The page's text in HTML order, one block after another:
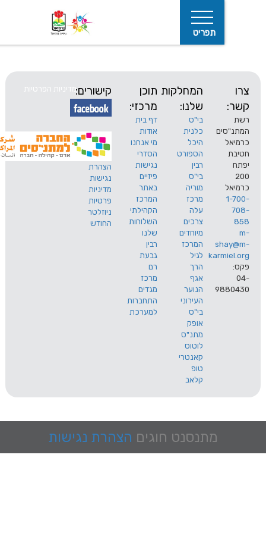
המחלקות
שלנו:
בי"ס
כלנית
היכל
הספורט
רבין
בי"ס
מוריה
מרכז
עלה
צרכים
מיוחדים
המרכז
לגיל
הרך
אגף
הנוער
תוכן
מרכזי:
דף בית
אודות
מי אנחנו
הסדרי
נגישות
פיזיים
באתר
המרכז
הקהילתי
השלוחות
שלנו
רבין
גבעת
רם
מרכז
מגדים
התחברות
למערכת
קישורים:
הצהרת
נגישות
מדיניות
פרטיות
ניוזלטר
החודש
מדיניות הפרטיות
מתנסנט חוגים הצהרת נגישות